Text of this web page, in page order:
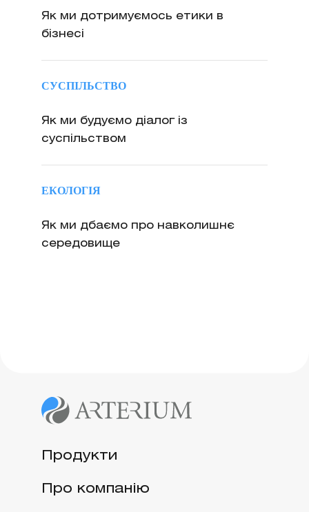
Як ми дотримуємось етики в
бізнесі
СУСПІЛЬСТВО
Як ми будуємо діалог із
суспільством
ЕКОЛОГІЯ
Як ми дбаємо про навколишнє
середовище
Продукти
Про компанію